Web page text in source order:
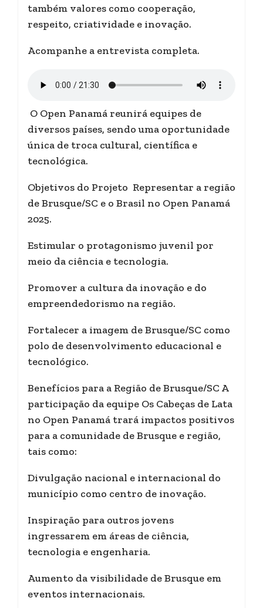
também valores como cooperação,
respeito, criatividade e inovação.
Acompanhe a entrevista completa.
O Open Panamá reunirá equipes de
diversos países, sendo uma oportunidade
única de troca cultural, científica e
tecnológica.
Objetivos do Projeto Representar a região
de Brusque/SC e o Brasil no Open Panamá
2025.
Estimular o protagonismo juvenil por
meio da ciência e tecnologia.
Promover a cultura da inovação e do
empreendedorismo na região.
Fortalecer a imagem de Brusque/SC como
polo de desenvolvimento educacional e
tecnológico.
Benefícios para a Região de Brusque/SC A
participação da equipe Os Cabeças de Lata
no Open Panamá trará impactos positivos
para a comunidade de Brusque e região,
tais como:
Divulgação nacional e internacional do
município como centro de inovação.
Inspiração para outros jovens
ingressarem em áreas de ciência,
tecnologia e engenharia.
Aumento da visibilidade de Brusque em
eventos internacionais.